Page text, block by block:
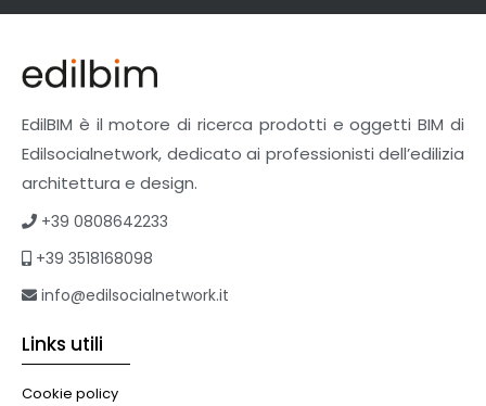
EdilBIM è il motore di ricerca prodotti e oggetti BIM di
Edilsocialnetwork, dedicato ai professionisti dell’edilizia
architettura e design.
+39 0808642233
+39 3518168098
info@edilsocialnetwork.it
Links utili
Cookie policy